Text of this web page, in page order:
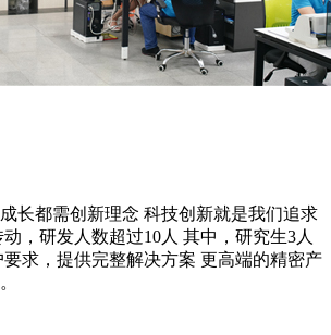
长都需创新理念 科技创新就是我们追求
，研发人数超过10人 其中，研究生3人
要求，提供完整解决方案 更高端的精密产